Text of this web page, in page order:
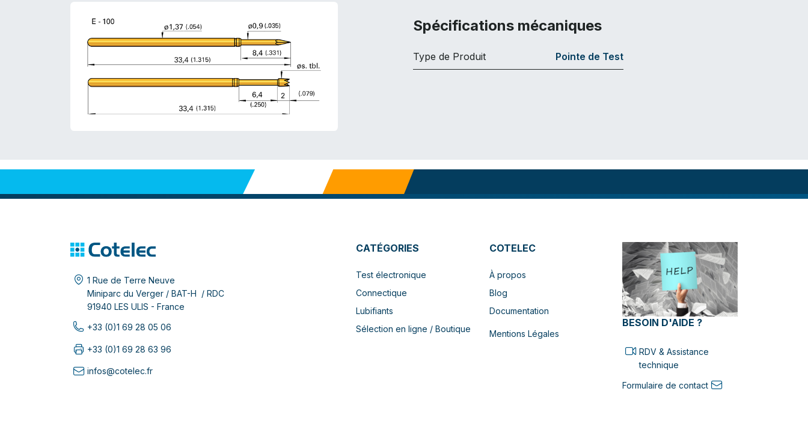
Spécifications mécaniques
Type de Produit Pointe de Test
1 Rue de Terre Neuve
Miniparc du Verger / BAT-H / RDC
91940 LES ULIS - France
+33 (0)1 69 28 05 06
+33 (0)1 69 28 63 96
infos@cotelec.fr
CATÉGORIES
Test électronique
Connectique
Lubifiants
Sélection en ligne / Boutique
COTELEC
À propos
Blog
Documentation
Mentions Légales
BESOIN D'AIDE ?
RDV & Assistance
technique
Formulaire de contact